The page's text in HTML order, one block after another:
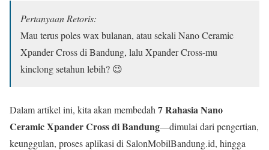
Pertanyaan Retoris:
Mau terus poles wax bulanan, atau sekali Nano Ceramic
Xpander Cross di Bandung, lalu Xpander Cross-mu
kinclong setahun lebih? 😉
Dalam artikel ini, kita akan membedah 7 Rahasia Nano
Ceramic Xpander Cross di Bandung—dimulai dari pengertian,
keunggulan, proses aplikasi di SalonMobilBandung.id, hingga